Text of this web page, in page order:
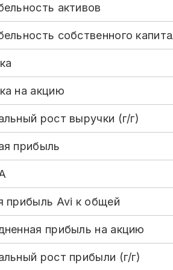
активов
собственного
на акцию
рост выручки (г/г)
прибыль
прибыль Avi к общей
прибыль на акцию
рост прибыли (г/г)